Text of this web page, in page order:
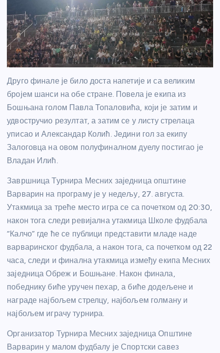
Друго финале је било доста напетије и са великим
бројем шанси на обе стране. Повела је екипа из
Бошњана голом Павла Топаловића, који је затим и
удвостручио резултат, а затим се у листу стрелаца
уписао и Александар Колић. Једини гол за екипу
Залоговца на овом полуфиналном дуелу постигао је
Владан Илић.
Завршница Турнира Месних заједница општине
Варварин на програму је у недељу, 27. августа.
Утакмица за треће место игра се са почетком од 20:30,
након тога следи ревијална утакмица Школе фудбала
“Калчо” где ће се публици представити младе наде
варваринског фудбала, а након тога, са почетком од 22
часа, следи и финална утакмица између екипа Месних
заједница Обреж и Бошњане. Након финала,
победнику биће уручен пехар, а биће додељене и
награде најбољем стрелцу, најбољем голману и
најбољем играчу турнира.
Организатор Турнира Месних заједница Општине
Варварин у малом фудбалу је Спортски савез